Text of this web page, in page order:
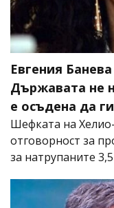
Евгения
Държавата не
е осъдена да
Шефката на
отговорност за
за натрупаните